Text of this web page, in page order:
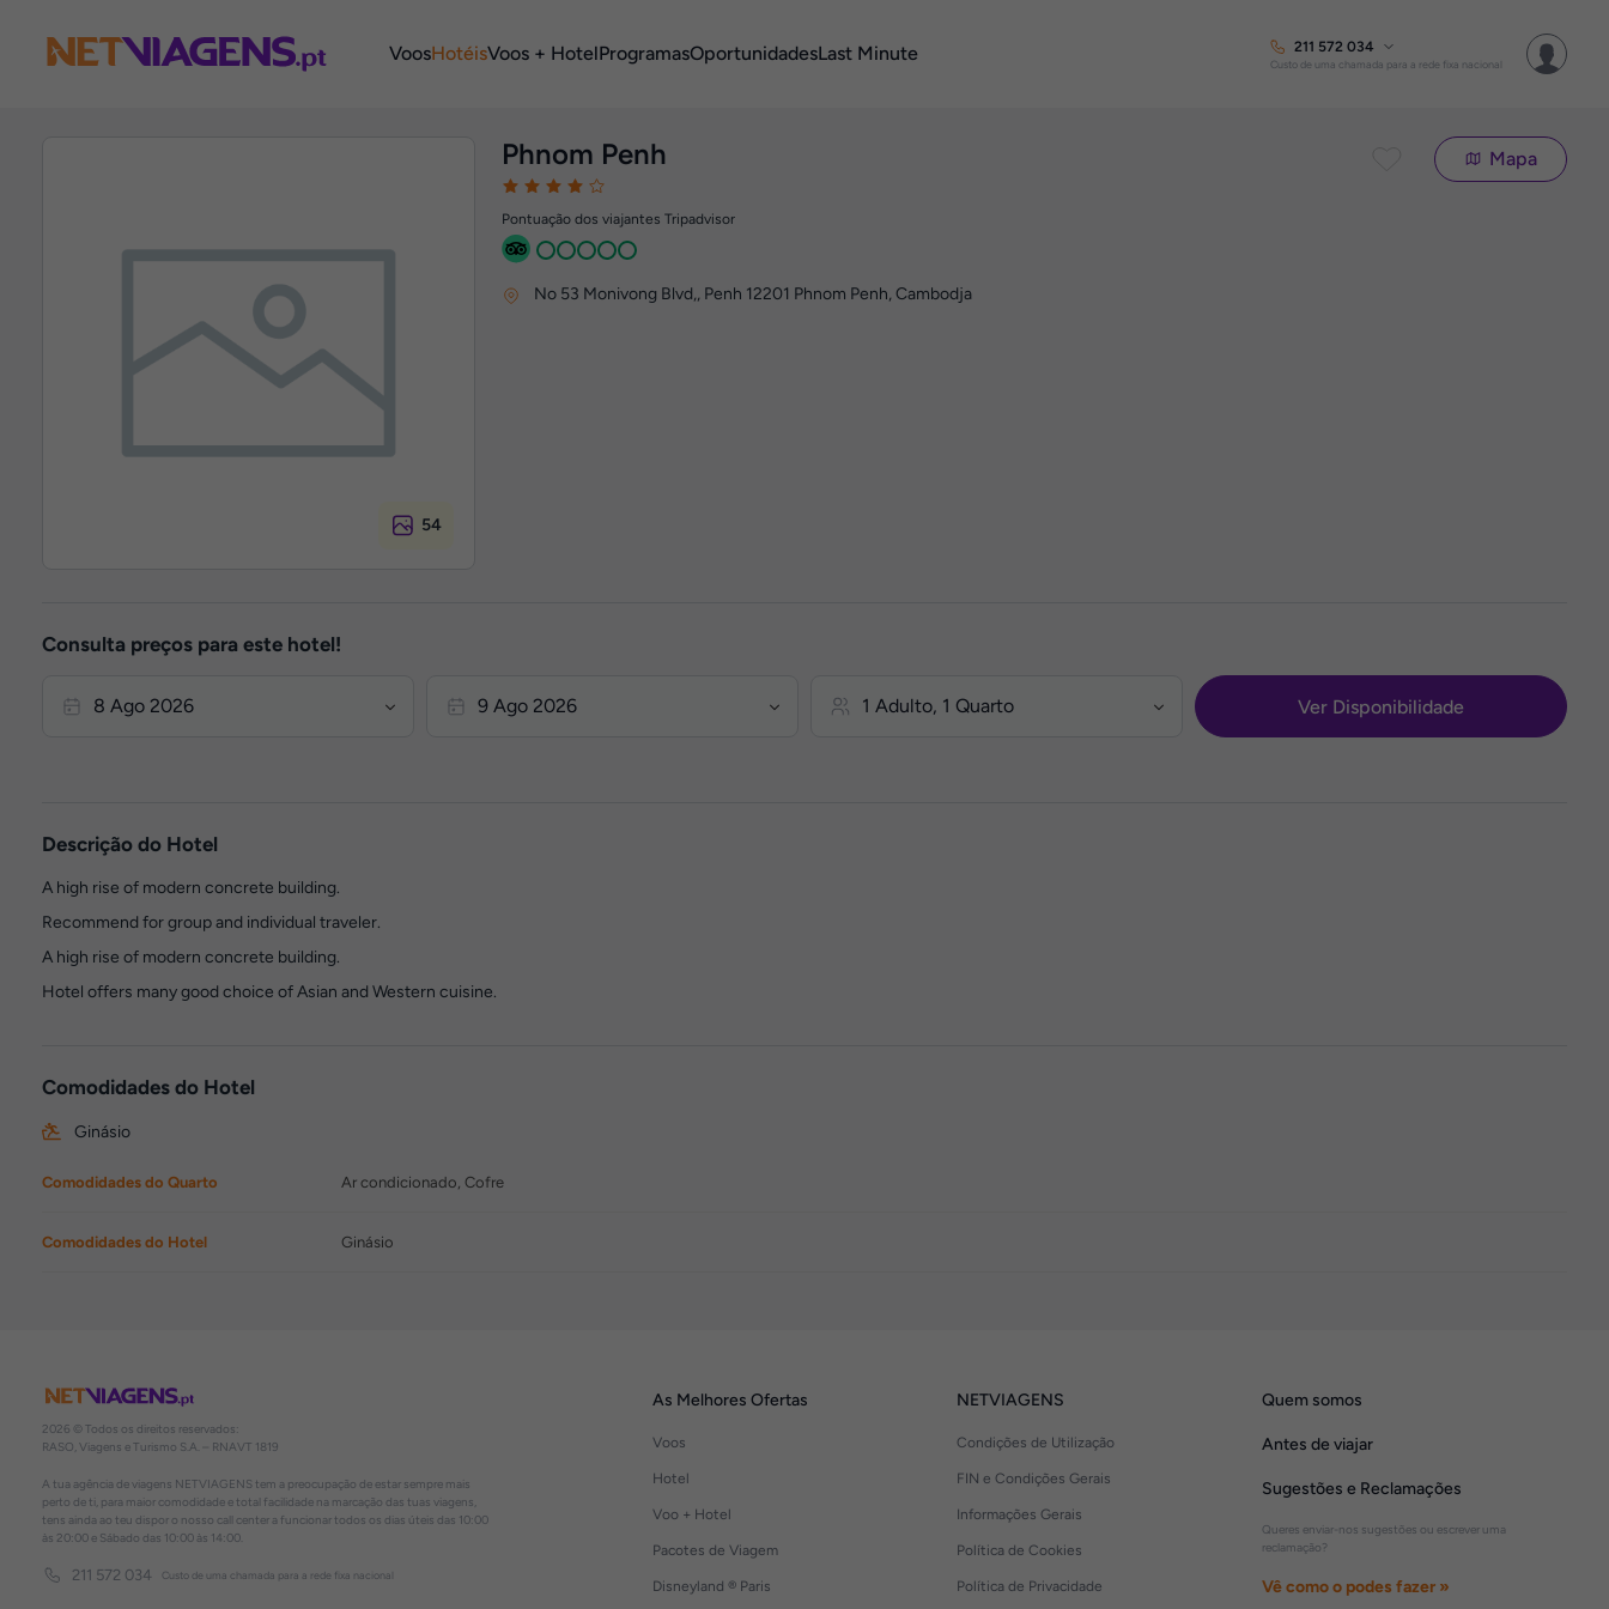
VoosHotéisVoos + HotelProgramasOportunidadesLast Minute 211 572 034
Custo de uma chamada para a rede fixa nacional
54
Phnom Penh
Pontuação dos viajantes Tripadvisor
Mapa
No 53 Monivong Blvd,, Penh 12201 Phnom Penh, Cambodja
Consulta preços para este hotel!
Ver Disponibilidade
Descrição do Hotel
A high rise of modern concrete building.
Recommend for group and individual traveler.
A high rise of modern concrete building.
Hotel offers many good choice of Asian and Western cuisine.
Comodidades do Hotel
Ginásio
Comodidades do Quarto Ar condicionado, Cofre
Comodidades do Hotel Ginásio
2026 © Todos os direitos reservados:
RASO, Viagens e Turismo S.A. – RNAVT 1819
A tua agência de viagens NETVIAGENS tem a preocupação de estar sempre mais
perto de ti, para maior comodidade e total facilidade na marcação das tuas viagens,
tens ainda ao teu dispor o nosso call center a funcionar todos os dias úteis das 10:00
às 20:00 e Sábado das 10:00 às 14:00.
211 572 034 Custo de uma chamada para a rede fixa nacional
As Melhores Ofertas
Voos
Hotel
Voo + Hotel
Pacotes de Viagem
Disneyland ® Paris
NETVIAGENS
Condições de Utilização
FIN e Condições Gerais
Informações Gerais
Política de Cookies
Política de Privacidade
Quem somos
Antes de viajar
Sugestões e Reclamações
Queres enviar-nos sugestões ou escrever uma
reclamação?
Vê como o podes fazer »